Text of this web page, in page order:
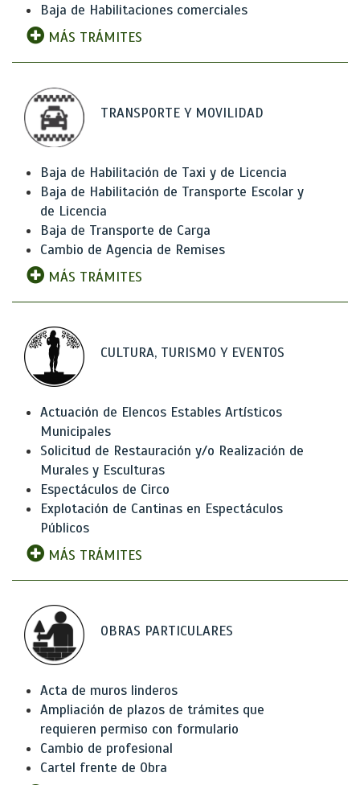
Baja de Habilitaciones comerciales
MÁS TRÁMITES
TRANSPORTE Y MOVILIDAD
Baja de Habilitación de Taxi y de Licencia
Baja de Habilitación de Transporte Escolar y
de Licencia
Baja de Transporte de Carga
Cambio de Agencia de Remises
MÁS TRÁMITES
CULTURA, TURISMO Y EVENTOS
Actuación de Elencos Estables Artísticos
Municipales
Solicitud de Restauración y/o Realización de
Murales y Esculturas
Espectáculos de Circo
Explotación de Cantinas en Espectáculos
Públicos
MÁS TRÁMITES
OBRAS PARTICULARES
Acta de muros linderos
Ampliación de plazos de trámites que
requieren permiso con formulario
Cambio de profesional
Cartel frente de Obra